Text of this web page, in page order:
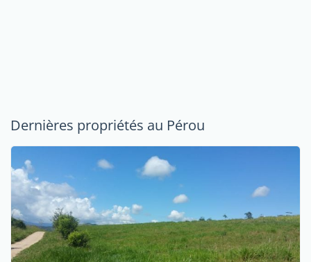
Dernières propriétés au Pérou